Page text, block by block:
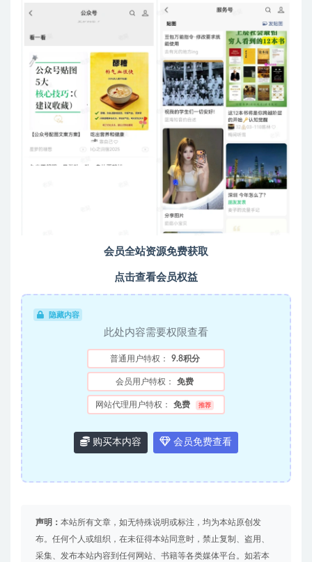
会员全站资源免费获取
点击查看会员权益
隐藏内容
此处内容需要权限查看
普通用户特权： 9.8积分
会员用户特权： 免费
网站代理用户特权： 免费 推荐
购买本内容 会员免费查看
声明： 本站所有文章，如无特殊说明或标注，均为本站原创发
布。任何个人或组织，在未征得本站同意时，禁止复制、盗用、
采集、发布本站内容到任何网站、书籍等各类媒体平台。如若本